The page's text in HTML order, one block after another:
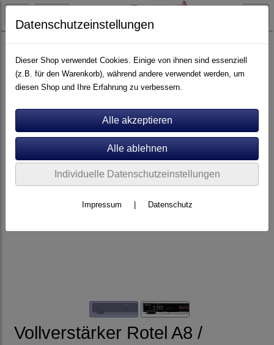
Artikel nach Marken P - Z Rotel
Vollverstärker Rotel A8 /
Datenschutzeinstellungen
Dieser Shop verwendet Cookies. Einige von ihnen sind essenziell
(z.B. für den Warenkorb), während andere verwendet werden, um
diesen Shop und Ihre Erfahrung zu verbessern.
Individuelle Datenschutzeinstellungen
Impressum Datenschutz